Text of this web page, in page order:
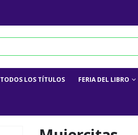
TODOS LOS TÍTULOS FERIA DEL LIBRO